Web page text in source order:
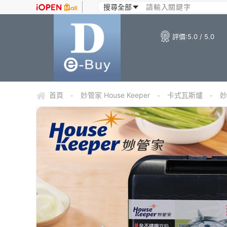
評價:5.0 / 5.0
首頁 - 妙管家 House Keeper - 卡式瓦斯爐 -